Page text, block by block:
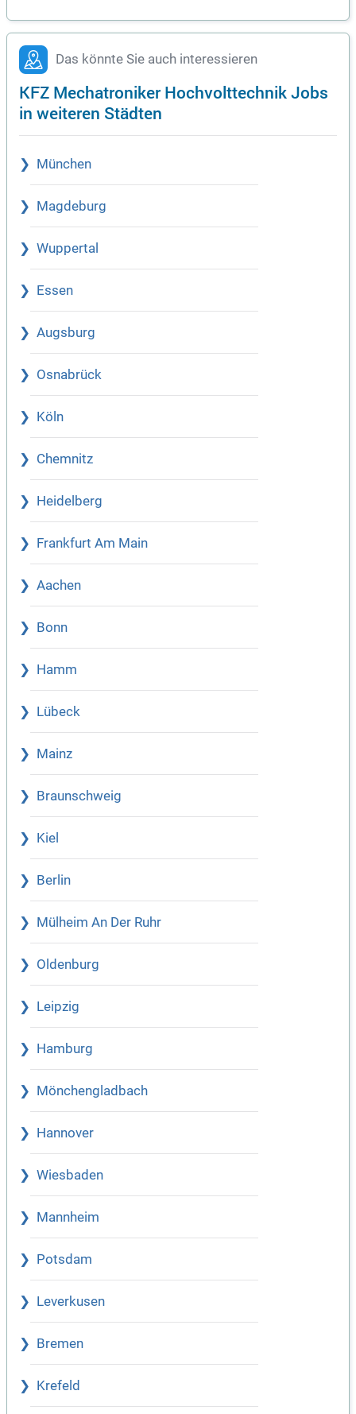
Das könnte Sie auch interessieren
KFZ Mechatroniker Hochvolttechnik Jobs
in weiteren Städten
München
Magdeburg
Wuppertal
Essen
Augsburg
Osnabrück
Köln
Chemnitz
Heidelberg
Frankfurt Am Main
Aachen
Bonn
Hamm
Lübeck
Mainz
Braunschweig
Kiel
Berlin
Mülheim An Der Ruhr
Oldenburg
Leipzig
Hamburg
Mönchengladbach
Hannover
Wiesbaden
Mannheim
Potsdam
Leverkusen
Bremen
Krefeld